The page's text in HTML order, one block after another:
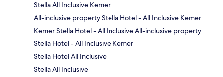
Stella All Inclusive Kemer
All-inclusive property Stella Hotel - All Inclusive Kemer
Kemer Stella Hotel - All Inclusive All-inclusive property
Stella Hotel - All Inclusive Kemer
Stella Hotel All Inclusive
Stella All Inclusive